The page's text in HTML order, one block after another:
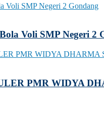
Voli SMP Negeri 2
PMR WIDYA